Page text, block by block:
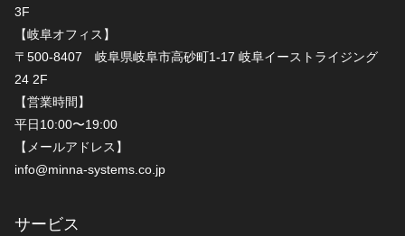
3F
【岐阜オフィス】
〒500-8407 岐阜県岐阜市高砂町1-17 岐阜イーストライジング
24 2F
【営業時間】
平日10:00〜19:00
【メールアドレス】
info@minna-systems.co.jp
サービス